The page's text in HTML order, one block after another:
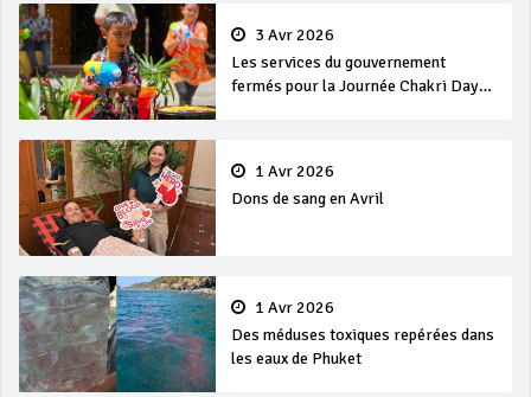
3 Avr 2026
Les services du gouvernement
fermés pour la Journée Chakri Day
1 Avr 2026
Dons de sang en Avril
1 Avr 2026
Des méduses toxiques repérées dans
les eaux de Phuket